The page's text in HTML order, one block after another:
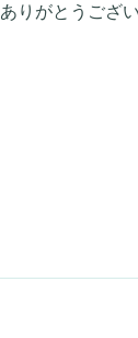
ありがとうござ